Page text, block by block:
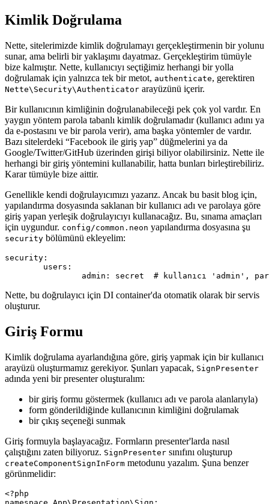
Kimlik Doğrulama
Nette, sitelerimizde kimlik doğrulamayı gerçekleştirmenin bir yolunu
sunar, ama belirli bir yaklaşımı dayatmaz. Gerçekleştirim tümüyle
bize kalmıştır. Nette, kullanıcıyı seçtiğimiz herhangi bir yolla
doğrulamak için yalnızca tek bir metot, authenticate, gerektiren
Nette\Security\Authenticator arayüzünü içerir.
Bir kullanıcının kimliğinin doğrulanabileceği pek çok yol vardır. En
yaygın yöntem parola tabanlı kimlik doğrulamadır (kullanıcı adını ya
da e-postasını ve bir parola verir), ama başka yöntemler de vardır.
Bazı sitelerdeki “Facebook ile giriş yap” düğmelerini ya da
Google/Twitter/GitHub üzerinden girişi biliyor olabilirsiniz. Nette ile
herhangi bir giriş yöntemini kullanabilir, hatta bunları birleştirebiliriz.
Karar tümüyle bize aittir.
Genellikle kendi doğrulayıcımızı yazarız. Ancak bu basit blog için,
yapılandırma dosyasında saklanan bir kullanıcı adı ve parolaya göre
giriş yapan yerleşik doğrulayıcıyı kullanacağız. Bu, sınama amaçları
için uygundur. config/common.neon yapılandırma dosyasına şu
security bölümünü ekleyelim:
security:
Nette, bu doğrulayıcı için DI container'da otomatik olarak bir servis
oluşturur.
Giriş Formu
Kimlik doğrulama ayarlandığına göre, giriş yapmak için bir kullanıcı
arayüzü oluşturmamız gerekiyor. Şunları yapacak, SignPresenter
adında yeni bir presenter oluşturalım:
bir giriş formu göstermek (kullanıcı adı ve parola alanlarıyla)
form gönderildiğinde kullanıcının kimliğini doğrulamak
bir çıkış seçeneği sunmak
Giriş formuyla başlayacağız. Formların presenter'larda nasıl
çalıştığını zaten biliyoruz. SignPresenter sınıfını oluşturup
createComponentSignInForm metodunu yazalım. Şuna benzer
görünmelidir:
<?php